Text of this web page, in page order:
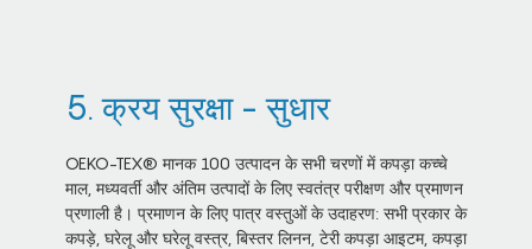
5. क्रय सुरक्षा - सुधार
OEKO-TEX® मानक 100 उत्पादन के सभी चरणों में कपड़ा कच्चे
माल, मध्यवर्ती और अंतिम उत्पादों के लिए स्वतंत्र परीक्षण और प्रमाणन
प्रणाली है। प्रमाणन के लिए पात्र वस्तुओं के उदाहरण: सभी प्रकार के
कपड़े, घरेलू और घरेलू वस्त्र, बिस्तर लिनन, टेरी कपड़ा आइटम, कपड़ा